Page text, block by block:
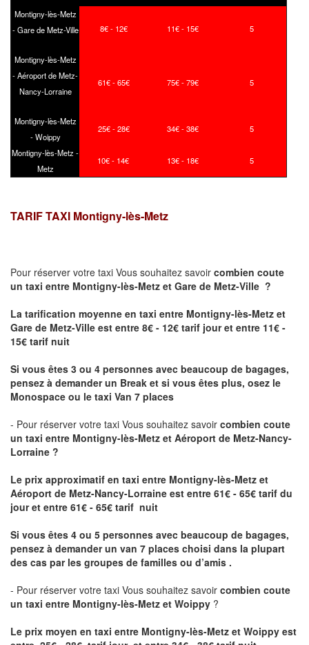
Montigny-lès-Metz
- Gare de Metz-Ville
8€ - 12€ 11€ - 15€ 5
Montigny-lès-Metz
- Aéroport de Metz-
Nancy-Lorraine
61€ - 65€ 75€ - 79€ 5
Montigny-lès-Metz
- Woippy
25€ - 28€ 34€ - 38€ 5
Montigny-lès-Metz -
Metz
10€ - 14€ 13€ - 18€ 5
TARIF TAXI Montigny-lès-Metz
Pour réserver votre taxi Vous souhaitez savoir combien coute
un taxi entre Montigny-lès-Metz et Gare de Metz-Ville ?
La tarification moyenne en taxi entre Montigny-lès-Metz et
Gare de Metz-Ville est entre 8€ - 12€ tarif jour et entre 11€ -
15€ tarif nuit
Si vous êtes 3 ou 4 personnes avec beaucoup de bagages,
pensez à demander un Break et si vous êtes plus, osez le
Monospace ou le taxi Van 7 places
- Pour réserver votre taxi Vous souhaitez savoir combien coute
un taxi entre Montigny-lès-Metz et Aéroport de Metz-Nancy-
Lorraine ?
Le prix approximatif en taxi entre Montigny-lès-Metz et
Aéroport de Metz-Nancy-Lorraine est entre 61€ - 65€ tarif du
jour et entre 61€ - 65€ tarif nuit
Si vous êtes 4 ou 5 personnes avec beaucoup de bagages,
pensez à demander un van 7 places choisi dans la plupart
des cas par les groupes de familles ou d’amis .
- Pour réserver votre taxi Vous souhaitez savoir combien coute
un taxi entre Montigny-lès-Metz et Woippy ?
Le prix moyen en taxi entre Montigny-lès-Metz et Woippy est